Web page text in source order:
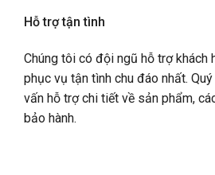
Hỗ trợ tận tình
Chúng tôi có đội ngũ hỗ trợ khách
phục vụ tận tình chu đáo nhất.
vấn hỗ trợ chi tiết về sản phẩm,
bảo hành.